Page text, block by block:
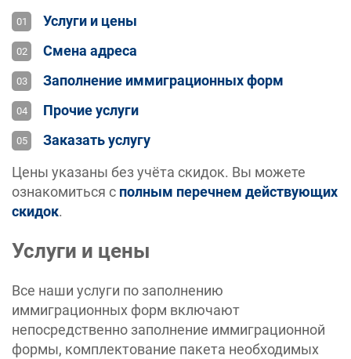
Услуги и цены
Смена адреса
Заполнение иммиграционных форм
Прочие услуги
Заказать услугу
Цены указаны без учёта скидок. Вы можете
ознакомиться с полным перечнем действующих
скидок.
Услуги и цены
Все наши услуги по заполнению
иммиграционных форм включают
непосредственно заполнение иммиграционной
формы, комплектование пакета необходимых